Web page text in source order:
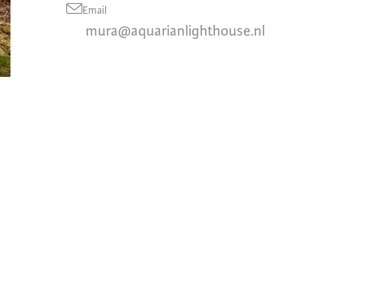
Email
mura@aquarianlighthouse.nl